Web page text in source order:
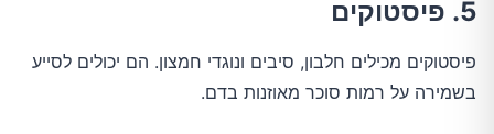
5. פיסטוקים
בשמירה על רמות סוכר מאוזנות בדם.